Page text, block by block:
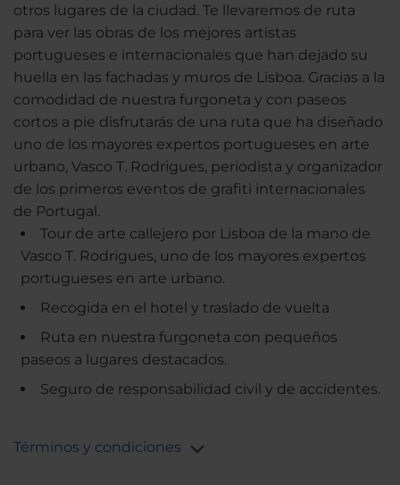
otros lugares de la ciudad. Te llevaremos de ruta
para ver las obras de los mejores artistas
portugueses e internacionales que han dejado su
huella en las fachadas y muros de Lisboa. Gracias a la
comodidad de nuestra furgoneta y con paseos
cortos a pie disfrutarás de una ruta que ha diseñado
uno de los mayores expertos portugueses en arte
urbano, Vasco T. Rodrigues, periodista y organizador
de los primeros eventos de grafiti internacionales
de Portugal.
Tour de arte callejero por Lisboa de la mano de
Vasco T. Rodrigues, uno de los mayores expertos
portugueses en arte urbano.
Recogida en el hotel y traslado de vuelta
Ruta en nuestra furgoneta con pequeños
paseos a lugares destacados.
Seguro de responsabilidad civil y de accidentes.
Términos y condiciones